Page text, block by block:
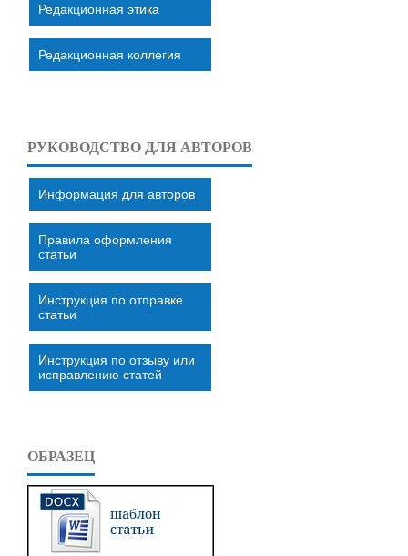
Редакционная этика
Редакционная коллегия
РУКОВОДСТВО ДЛЯ АВТОРОВ
Информация для авторов
Правила оформления
статьи
Инструкция по отправке
статьи
Инструкция по отзыву или
исправлению статей
ОБРАЗЕЦ